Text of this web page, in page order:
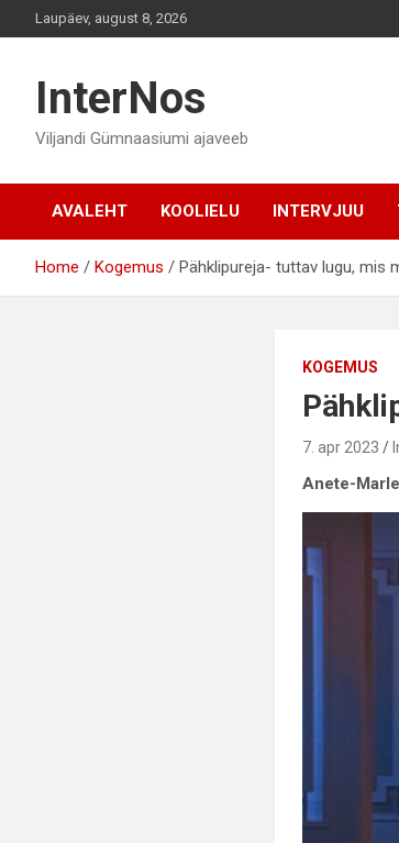
to
Laupäev, august 8, 2026
InterNos
Viljandi Gümnaasiumi ajaveeb
AVALEHT KOOLIELU INTERVJUU
Home Kogemus Pähklipureja- tuttav lugu, mis
KOGEMUS
7. apr 2023
Anete-